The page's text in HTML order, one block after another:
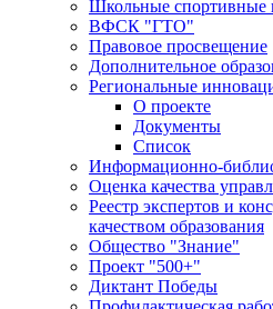
Школьные спортивные
ВФСК "ГТО"
Правовое просвещение
Дополнительное
Региональные
О проекте
Документы
Список
Информационно-
Оценка качества
Реестр экспертов и
качеством образования
Общество "Знание"
Проект "500+"
Диктант Победы